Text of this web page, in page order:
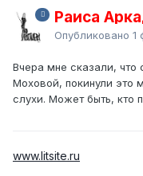
Раиса
Опубликовано 1
Вчера мне сказали, что
Моховой, покинули это
слухи. Может быть, кто
www.litsite.ru